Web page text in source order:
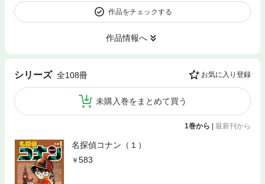
作品をチェックする
作品情報へ
シリーズ 全108冊 お気に入り登録
未購入巻をまとめて買う
1巻から 最新刊から
名探偵コナン（１）
583